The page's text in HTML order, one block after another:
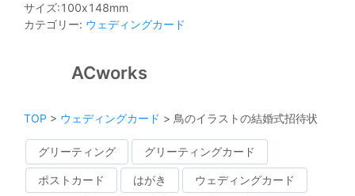
サイズ:100x148mm
カテゴリー: ウェディングカード
ACworks
TOP > ウェディングカード > 鳥のイラストの結婚式招待状
グリーティング グリーティングカード
ポストカード はがき ウェディングカード